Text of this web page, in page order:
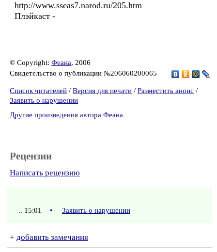
http://www.sseas7.narod.ru/205.htm
Плэйкаст -
© Copyright: Феана, 2006
Свидетельство о публикации №206060200065
Список читателей / Версия для печати / Разместить анонс /
Заявить о нарушении
Другие произведения автора Феана
Рецензии
Написать рецензию
.. 15:01 • Заявить о нарушении
+ добавить замечания